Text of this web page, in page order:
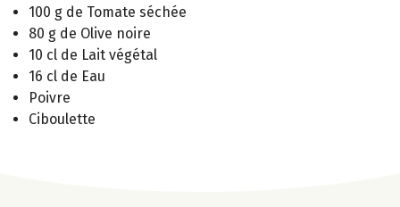
100 g de Tomate séchée
80 g de Olive noire
10 cl de Lait végétal
16 cl de Eau
Poivre
Ciboulette